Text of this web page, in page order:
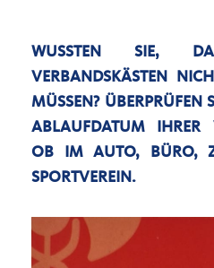
WUSSTEN SIE,
VERBANDSKÄSTEN
MÜSSEN? ÜBERPRÜFEN
BLAUFDATUM IHRER
B IM AUTO, BÜRO,
PORTVEREIN.